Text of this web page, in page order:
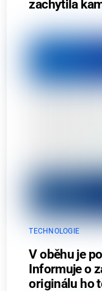
zachytila
TECHNOLOGIE
V oběhu je
Informuje o
originálu ho